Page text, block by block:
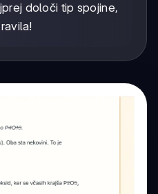
določi tip spojine,